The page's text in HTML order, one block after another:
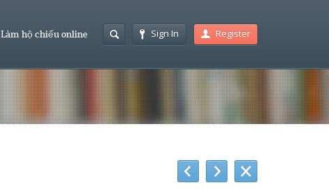
Sign In Register
Làm hộ chiếu online